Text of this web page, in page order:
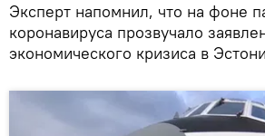
Эксперт напомнил, что на фоне
коронавируса прозвучало
экономического кризиса в